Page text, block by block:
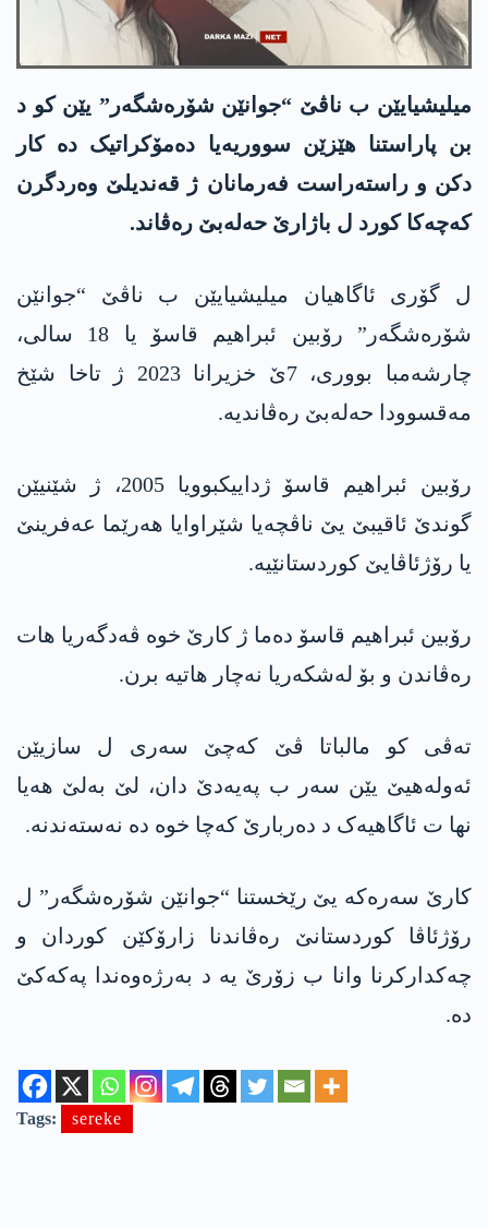
میلیشیایێن ب ناڤێ “جوانێن شۆرەشگەر” یێن کو د
بن پاراستنا هێزێن سووریەیا دەمۆکراتیک دە کار
دکن و راستەراست فەرمانان ژ قەندیلێ وەردگرن
کەچەکا کورد ل باژارێ حەلەبێ رەڤاند.
ل گۆری ئاگاھیان میلیشیایێن ب ناڤێ “جوانێن
شۆرەشگەر” رۆبین ئبراھیم قاسۆ یا 18 سالی،
چارشەمبا بووری، 7ێ خزیرانا 2023 ژ تاخا شێخ
مەقسوودا حەلەبێ رەڤاندیە.
رۆبین ئبراھیم قاسۆ ژداییکبوویا 2005، ژ شێنیێن
گوندێ ئاقیبێ یێ ناڤچەیا شێراوایا ھەرێما عەفرینێ
یا رۆژئاڤایێ کوردستانێیە.
رۆبین ئبراھیم قاسۆ دەما ژ کارێ خوە ڤەدگەریا ھات
رەڤاندن و بۆ لەشکەریا نەچار ھاتیە برن.
تەڤی کو مالباتا ڤێ کەچێ سەری ل سازیێن
ئەولەهیێ یێن سەر ب پەیەدێ دان، لێ بەلێ هەیا
نها ت ئاگاهیەک د دەربارێ کەچا خوە دە نەستەندنە.
کارێ سەرەکە یێ رێخستنا “جوانێن شۆرەشگەر” ل
رۆژئاڤا کوردستانێ رەڤاندنا زارۆکێن کوردان و
چەکدارکرنا وانا ب زۆرێ یە د بەرژەوەندا پەکەکێ
دە.
Tags: sereke